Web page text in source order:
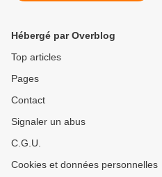
Hébergé par Overblog
Top articles
Pages
Contact
Signaler un abus
C.G.U.
Cookies et données personnelles